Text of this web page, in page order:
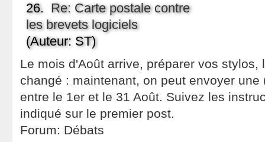
26. Re: Carte postale contre
les brevets logiciels
(Auteur: ST)
Le mois d'Août arrive, préparer vos stylos,
changé : maintenant, on peut envoyer une
entre le 1er et le 31 Août. Suivez les
indiqué sur le premier post.
Forum: Débats